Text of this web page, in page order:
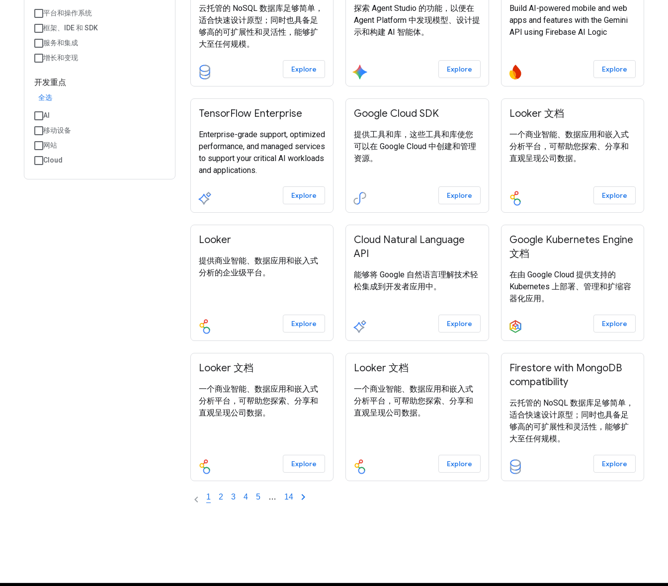
平台和操作系统
框架、IDE 和 SDK
服务和集成
增长和变现
开发重点
全选
AI
移动设备
网站
Cloud
云托管的 NoSQL 数据库足够简单，
适合快速设计原型；同时也具备足
够高的可扩展性和灵活性，能够扩
大至任何规模。
Explore
探索 Agent Studio 的功能，以便在
Agent Platform 中发现模型、设计提
示和构建 AI 智能体。
Explore
Build AI-powered mobile and web
apps and features with the Gemini
API using Firebase AI Logic
Explore
TensorFlow Enterprise
Enterprise-grade support, optimized
performance, and managed services
to support your critical AI workloads
and applications.
Explore
Google Cloud SDK
提供工具和库，这些工具和库使您
可以在 Google Cloud 中创建和管理
资源。
Explore
Looker 文档
一个商业智能、数据应用和嵌入式
分析平台，可帮助您探索、分享和
直观呈现公司数据。
Explore
Looker
提供商业智能、数据应用和嵌入式
分析的企业级平台。
Explore
Cloud Natural Language
API
能够将 Google 自然语言理解技术轻
松集成到开发者应用中。
Explore
Google Kubernetes Engine
文档
在由 Google Cloud 提供支持的
Kubernetes 上部署、管理和扩缩容
器化应用。
Explore
Looker 文档
一个商业智能、数据应用和嵌入式
分析平台，可帮助您探索、分享和
直观呈现公司数据。
Explore
Looker 文档
一个商业智能、数据应用和嵌入式
分析平台，可帮助您探索、分享和
直观呈现公司数据。
Explore
Firestore with MongoDB
compatibility
云托管的 NoSQL 数据库足够简单，
适合快速设计原型；同时也具备足
够高的可扩展性和灵活性，能够扩
大至任何规模。
Explore
1 2 3 4 5 … 14